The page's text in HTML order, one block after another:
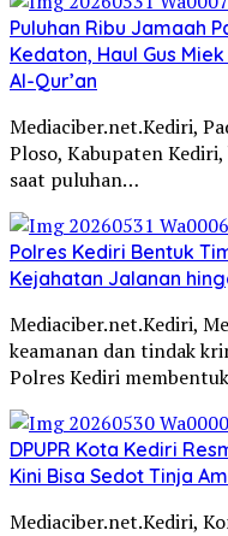
Puluhan Ribu Jamaah
Kedaton, Haul Gus
Al-Qur’an
Mediaciber.net.Kediri,
Ploso, Kabupaten
saat puluhan…
Polres Kediri Bentuk
Kejahatan Jalanan
Mediaciber.net.Kediri,
keamanan dan tindak
Polres Kediri
DPUPR Kota Kediri
Kini Bisa Sedot Tinja
Mediaciber.net.Kediri,